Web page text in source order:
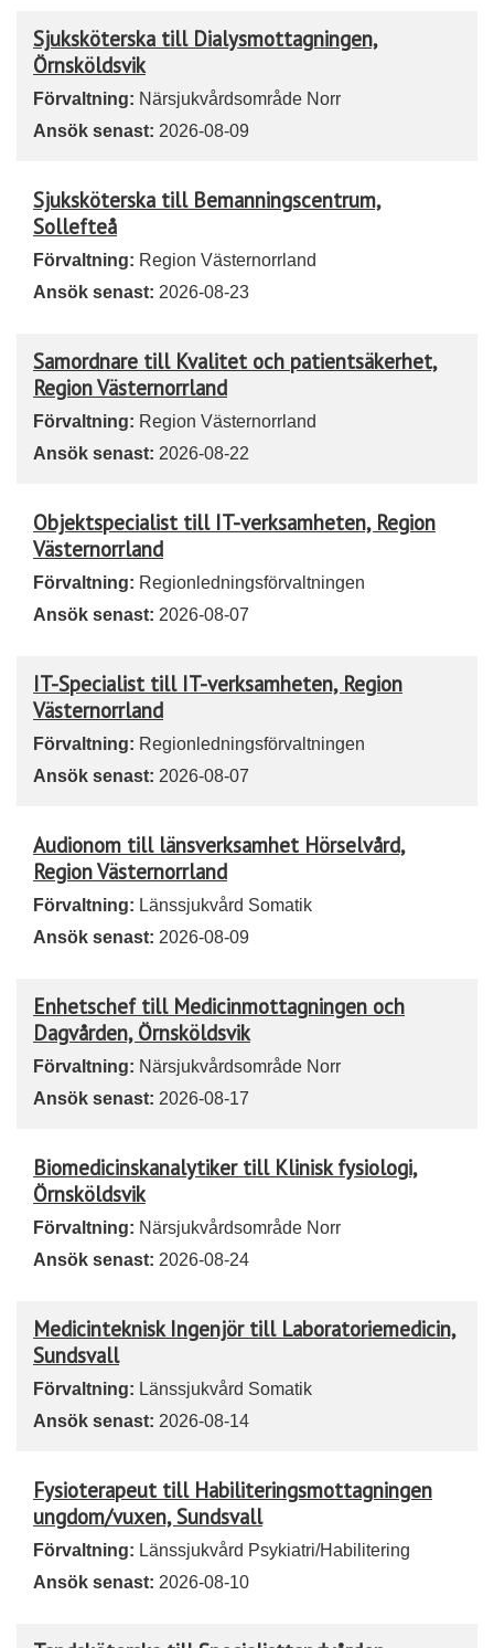
Sjuksköterska till Dialysmottagningen,
Örnsköldsvik
Förvaltning: Närsjukvårdsområde Norr
Ansök senast: 2026-08-09
Sjuksköterska till Bemanningscentrum,
Sollefteå
Förvaltning: Region Västernorrland
Ansök senast: 2026-08-23
Samordnare till Kvalitet och patientsäkerhet,
Region Västernorrland
Förvaltning: Region Västernorrland
Ansök senast: 2026-08-22
Objektspecialist till IT-verksamheten, Region
Västernorrland
Förvaltning: Regionledningsförvaltningen
Ansök senast: 2026-08-07
IT-Specialist till IT-verksamheten, Region
Västernorrland
Förvaltning: Regionledningsförvaltningen
Ansök senast: 2026-08-07
Audionom till länsverksamhet Hörselvård,
Region Västernorrland
Förvaltning: Länssjukvård Somatik
Ansök senast: 2026-08-09
Enhetschef till Medicinmottagningen och
Dagvården, Örnsköldsvik
Förvaltning: Närsjukvårdsområde Norr
Ansök senast: 2026-08-17
Biomedicinskanalytiker till Klinisk fysiologi,
Örnsköldsvik
Förvaltning: Närsjukvårdsområde Norr
Ansök senast: 2026-08-24
Medicinteknisk Ingenjör till Laboratoriemedicin,
Sundsvall
Förvaltning: Länssjukvård Somatik
Ansök senast: 2026-08-14
Fysioterapeut till Habiliteringsmottagningen
ungdom/vuxen, Sundsvall
Förvaltning: Länssjukvård Psykiatri/Habilitering
Ansök senast: 2026-08-10